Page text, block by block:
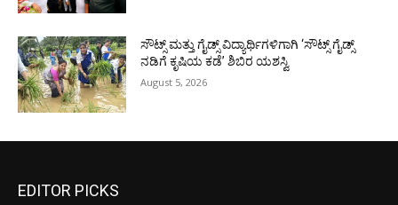
ಸೌಟ್ಸ್ ಮತ್ತು ಗೈಡ್ಸ್ ವಿದ್ಯಾರ್ಥಿಗಳಿಗಾಗಿ ‘ಸೌಟ್ಸ್ ಗೈಡ್ಸ್
ನಡಿಗೆ ಕೃಷಿಯ ಕಡೆ’ ಶಿಬಿರ ಯಶಸ್ವಿ
August 5, 2026
EDITOR PICKS